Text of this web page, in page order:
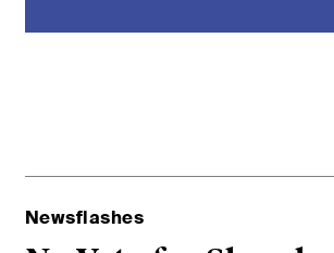
Newsflashes